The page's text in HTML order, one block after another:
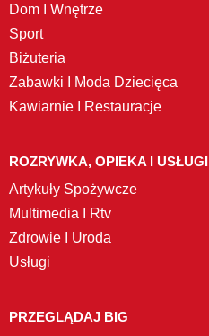
Dom I Wnętrze
Sport
Biżuteria
Zabawki I Moda Dziecięca
Kawiarnie I Restauracje
ROZRYWKA, OPIEKA I USŁUGI
Artykuły Spożywcze
Multimedia I Rtv
Zdrowie I Uroda
Usługi
PRZEGLĄDAJ BIG